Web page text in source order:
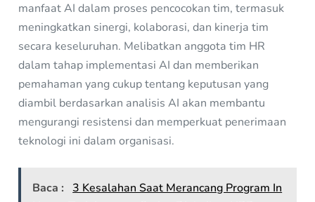
manfaat AI dalam proses pencocokan tim, termasuk
meningkatkan sinergi, kolaborasi, dan kinerja tim
secara keseluruhan. Melibatkan anggota tim HR
dalam tahap implementasi AI dan memberikan
pemahaman yang cukup tentang keputusan yang
diambil berdasarkan analisis AI akan membantu
mengurangi resistensi dan memperkuat penerimaan
teknologi ini dalam organisasi.
Baca :
3 Kesalahan Saat Merancang Program In